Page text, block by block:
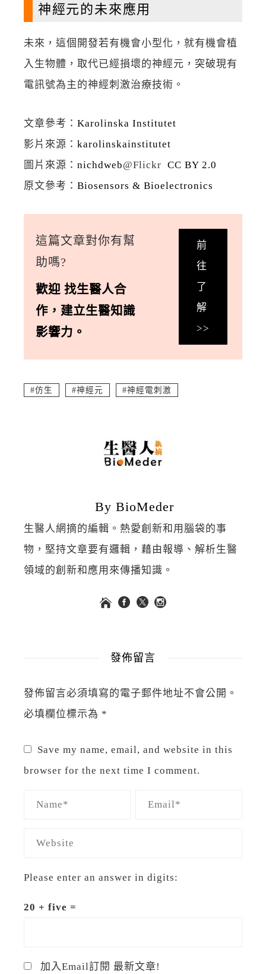
神經元的未來應用
未來，這個開發若有機會小型化，就有機會植
入生物體，取代已經損壞的神經元，突破現有
電訊號為主的神經刺激治療技術。
文章參考： Karolinska Institutet
影片來源： karolinskainstitutet
圖片來源： nichdweb@Flickr CC BY 2.0
原文參考： Biosensors & Bioelectronics
這篇文章對你有幫
助嗎?
歡迎 找生醫人合
作 ， 建立生醫知識
影響力。
前
往
了
解
>>
仿生 神經元 神經電刺激
By BioMeder
生醫人網摘的編輯。熱愛創新和用腦袋的事
物，堅持文章要有邏輯，藉由報導、解析生醫
領域的創新和應用來傳播知識。
發佈留言
發佈留言必須填寫的電子郵件地址不會公開。
必填欄位標示為 *
Save my name, email, and website in this
browser for the next time I comment.
Please enter an answer in digits:
20 + five =
加入Email訂閱 最新文章!